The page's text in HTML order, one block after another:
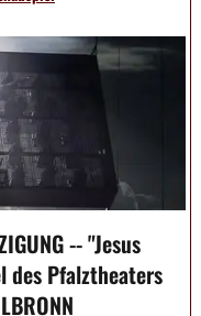
-- "Jesus
des Pfalztheaters